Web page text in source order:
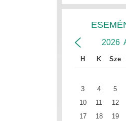
2026
H K Sze
3
4 5
10
11 12
17
18 19